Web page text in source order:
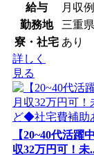
給与
月収例
勤務地
三重
寮・社宅 あり
詳しく
見る
【20~40代活
収32万円可！未